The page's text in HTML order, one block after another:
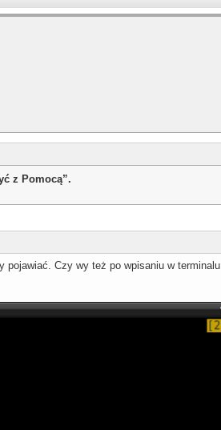
z Pomocą”.
pojawiać. Czy wy też po wpisaniu w terminalu